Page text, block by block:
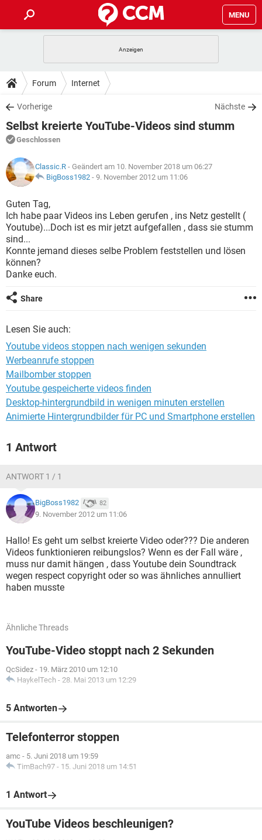
MENU
ANDROID
WINDOWS 10
WHATSAPP TIKTOK
FACEBOOK
TIPPS & TRICKS
SPIELE
WINDOWS 10
WHATSAPP
FACEBOOK HARDWARE
DOWNLOADS
SPIELE STREAMING
ANDROID
WINDOWS 10 INSTAGRAM
WHATSAPP
FACEBOOK
FORUM
SPIELE
ANDROID IOS
WHATSAPP TIKTOK
FACEBOOK
LEXIKON
SPIELE
ANDROID
WINDOWS 10 INSTAGRAM
WHATSAPP TIKTOK
FACEBOOK
Forum Internet
Vorherige Nächste
Selbst kreierte YouTube-Videos sind stumm
Geschlossen
Classic.R - Geändert am 10. November 2018 um 06:27
BigBoss1982 - 9. November 2012 um 11:06
Guten Tag,
Ich habe paar Videos ins Leben gerufen , ins Netz gestellt (
Youtube)...Doch ist es mir jetzt aufgefallen , dass sie stumm
sind...
Konnte jemand dieses selbe Problem feststellen und lösen
können?
Danke euch.
Share
Lesen Sie auch:
Youtube videos stoppen nach wenigen sekunden
Werbeanrufe stoppen
Mailbomber stoppen
Youtube gespeicherte videos finden
Desktop-hintergrundbild in wenigen minuten erstellen
Animierte Hintergrundbilder für PC und Smartphone erstellen
1 Antwort
ANTWORT 1 / 1
BigBoss1982 82
9. November 2012 um 11:06
Hallo! Es geht um selbst kreierte Video oder??? Die anderen
Videos funktionieren reibungslos? Wenn es der Fall wäre ,
muss nur damit hängen , dass Youtube dein Soundtrack
wegen respect copyright oder so was ähnliches annulliert
haben musste
Ähnliche Threads
YouTube-Video stoppt nach 2 Sekunden
QcSidez - 19. März 2010 um 12:10
HaykelTech - 28. Mai 2013 um 12:29
5 Antworten
Telefonterror stoppen
amc - 5. Juni 2018 um 19:59
TimBach97 - 15. Juni 2018 um 14:51
1 Antwort
YouTube Videos beschleunigen?